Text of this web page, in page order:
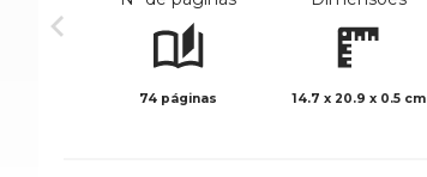
74 páginas 14.7 x 20.9 x 0.5 cm